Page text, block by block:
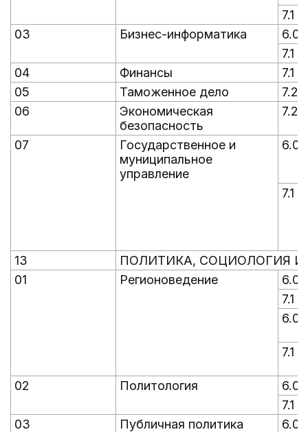
7.1
03
Бизнес-информатика
6.0
7.1
04
Финансы
7.1
05
Таможенное дело
7.2
06
Экономическая
безопасность
7.2
07
Государственное и
муниципальное
управление
6.0
7.1
13
ПОЛИТИКА, СОЦИОЛОГИЯ
01
Регионоведение
6.0
7.1
6.0
7.1
02 Политология
6.0
7.1
03
Публичная политика 6.0